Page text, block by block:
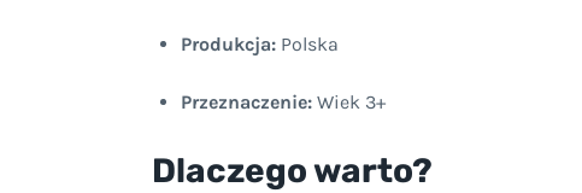
Produkcja: Polska
Przeznaczenie: Wiek 3+
Dlaczego warto?